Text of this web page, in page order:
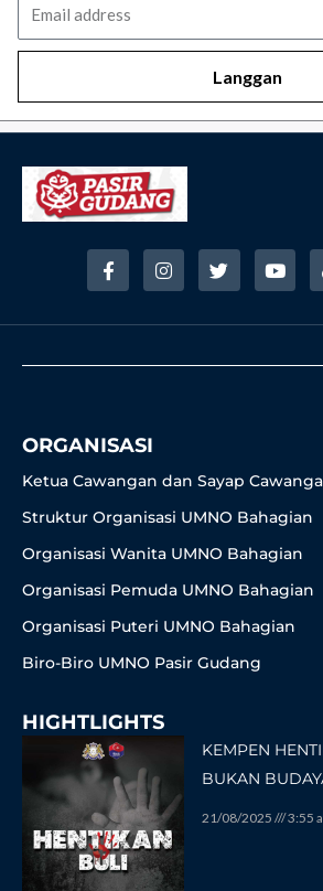
Langgan
F
a
c
b
o
I
n
s
a
r
T
w
i
t
r
Y
o
u
u
e
ORGANISASI
Ketua Cawangan dan Sayap
Struktur Organisasi UMNO Bahagian
Organisasi Wanita UMNO Bahagian
Organisasi Pemuda UMNO Bahagian
Organisasi Puteri UMNO Bahagian
Biro-Biro UMNO Pasir Gudang
HIGHTLIGHTS
KEMPEN
BUKAN
21/08/2025 3:55